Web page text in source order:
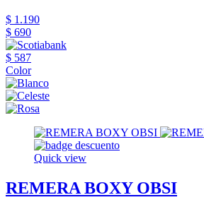
$ 1.190
$ 690
$ 587
Color
Quick view
REMERA BOXY OBSI